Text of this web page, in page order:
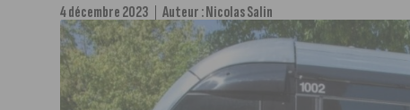
4 décembre 2023 Auteur :Nicolas Salin